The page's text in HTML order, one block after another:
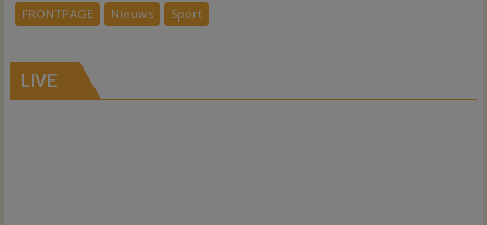
FRONTPAGE Nieuws Sport
LIVE